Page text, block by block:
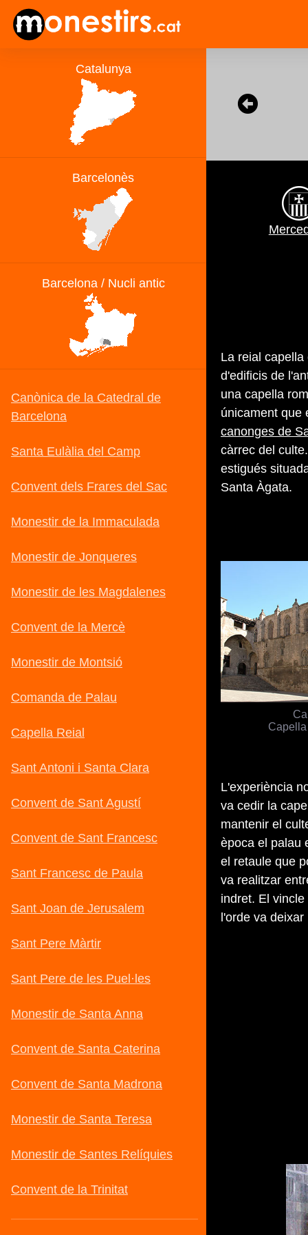
La reial
d'edificis de
una capella
únicament que
canonges de
càrrec del
estigués
Santa Àgata.
L'experiència
va cedir la
mantenir el
època el palau
el retaule que
va realitzar
indret. El
l'orde va deixar